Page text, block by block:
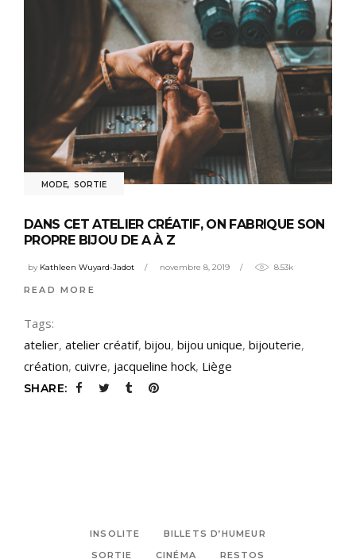
MODE, SORTIE
DANS CET ATELIER CRÉATIF, ON FABRIQUE SON
PROPRE BIJOU DE A À Z
by Kathleen Wuyard-Jadot novembre 8, 2019 8.53k
READ MORE
Tags:
atelier, atelier créatif, bijou, bijou unique, bijouterie,
création, cuivre, jacqueline hock, Liège
SHARE:
INSOLITE
BILLETS D’HUMEUR
SORTIE
CINÉMA RESTOS